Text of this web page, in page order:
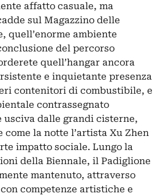
affatto casuale, ma
sul Magazzino delle
quell’enorme ambiente
del percorso
quell’hangar ancora
e inquietante presenza
contenitori di combustibile, e
contrassegnato
usciva dalle grandi cisterne,
la notte l’artista Xu Zhen
impatto sociale. Lungo la
della Biennale, il Padiglione
mantenuto, attraverso
competenze artistiche e